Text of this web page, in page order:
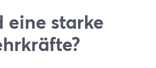
eine starke